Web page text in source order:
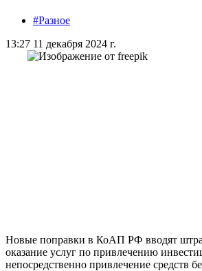
#Разное
13:27 11 декабря 2024 г.
Новые поправки в КоАП РФ вводят
оказание услуг по привлечению
непосредственно привлечение средств